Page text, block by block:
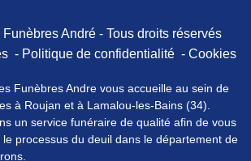
André - Tous droits réservés
Politique de confidentialité Cookies
Funèbres Andre vous accueille au sein de
à Roujan et à Lamalou-les-Bains (34).
un service funéraire de qualité afin de vous
processus du deuil dans le département de